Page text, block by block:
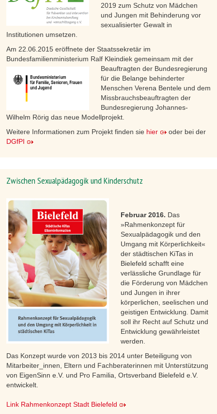
2019 zum Schutz von Mädchen
und Jungen mit Behinderung vor
sexualisierter Gewalt in
Institutionen umsetzen.
Am 22.06.2015 eröffnete der Staatssekretär im
Bundesfamilienministerium Ralf Kleindiek gemeinsam mit der
Beauftragten der Bundesregierung
für die Belange behinderter
Menschen Verena Bentele und dem
Missbrauchsbeauftragten der
Bundesregierung Johannes-
Wilhelm Rörig das neue Modellprojekt.
Weitere Informationen zum Projekt finden sie hier
oder bei der
DGfPI
Zwischen Sexualpädagogik und Kinderschutz
Februar 2016. Das
»Rahmenkonzept für
Sexualpädagogik und den
Umgang mit Körperlichkeit«
der städtischen KiTas in
Bielefeld schafft eine
verlässliche Grundlage für
die Förderung von Mädchen
und Jungen in ihrer
körperlichen, seelischen und
geistigen Entwicklung. Damit
soll ihr Recht auf Schutz und
Entwicklung gewährleistet
werden.
Das Konzept wurde von 2013 bis 2014 unter Beteiligung von
Mitarbeiter_innen, Eltern und Fachberaterinnen mit Unterstützung
von EigenSinn e.V. und Pro Familia, Ortsverband Bielefeld e.V.
entwickelt.
Link Rahmenkonzept Stadt Bielefeld